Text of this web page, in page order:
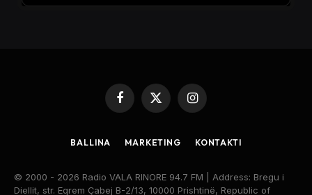
Facebook
X
(Twitter)
Instagram
BALLINA MARKETING KONTAKTI
© 2000 - 2026 Radio VALA RINORE 94.7 FM | Address: Bregu i
Diellit, str. Eqrem Çabej B-2/13, 10000 Prishtinë, Republic of